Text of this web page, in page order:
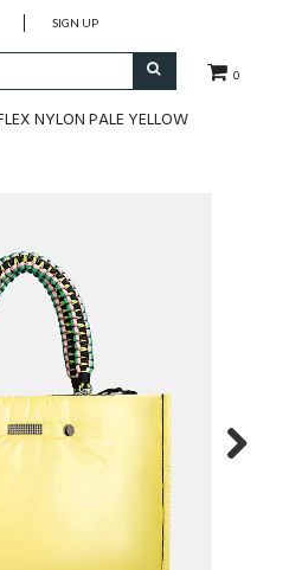
0
SIGN UP
NYLON PALE YELLOW